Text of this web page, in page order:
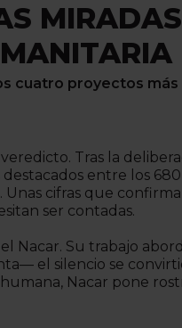
MIRADAS
cuatro proyectos más
Tras la
entre los 680
cifras que
ser contadas.
Nacar. Su trabajo
el silencio se
Nacar pone